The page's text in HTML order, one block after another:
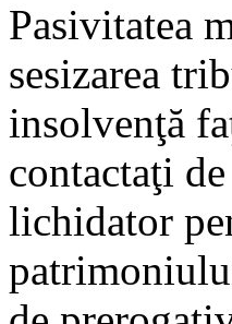
Pasivitatea
sesizarea
insolvenţă
contactaţi
lichidator